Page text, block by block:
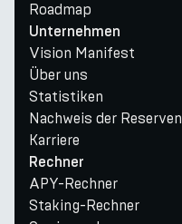
Roadmap
Unternehmen
Vision Manifest
Über uns
Statistiken
Nachweis der Reserven
Karriere
Rechner
APY-Rechner
Staking-Rechner